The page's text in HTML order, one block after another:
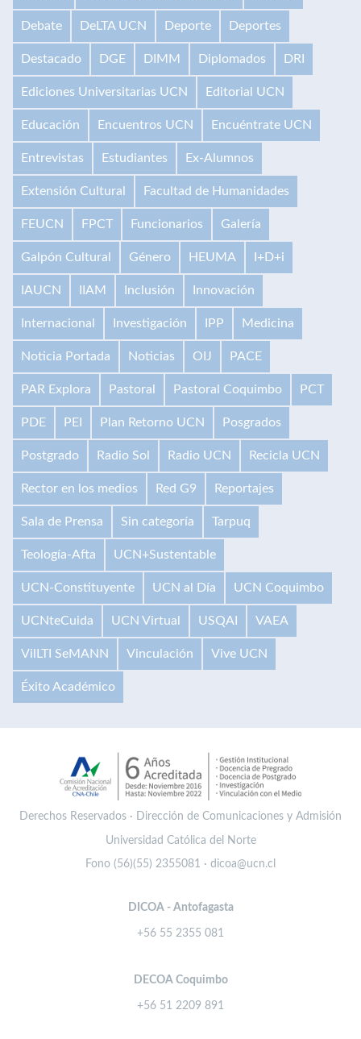
Debate DeLTA UCN Deporte Deportes
Destacado DGE DIMM Diplomados DRI
Ediciones Universitarias UCN Editorial UCN
Educación Encuentros UCN Encuéntrate UCN
Entrevistas Estudiantes Ex-Alumnos
Extensión Cultural Facultad de Humanidades
FEUCN FPCT Funcionarios Galería
Galpón Cultural Género HEUMA I+D+i
IAUCN IIAM Inclusión Innovación
Internacional Investigación IPP Medicina
Noticia Portada Noticias OIJ PACE
PAR Explora Pastoral Pastoral Coquimbo PCT
PDE PEI Plan Retorno UCN Posgrados
Postgrado Radio Sol Radio UCN Recicla UCN
Rector en los medios Red G9 Reportajes
Sala de Prensa Sin categoría Tarpuq
Teología-Afta UCN+Sustentable
UCN-Constituyente UCN al Día UCN Coquimbo
UCNteCuida UCN Virtual USQAI VAEA
VilLTI SeMANN Vinculación Vive UCN
Éxito Académico
Derechos Reservados · Dirección de Comunicaciones y Admisión
Universidad Católica del Norte
Fono (56)(55) 2355081 · dicoa@ucn.cl
DICOA - Antofagasta
+56 55 2355 081
DECOA Coquimbo
+56 51 2209 891